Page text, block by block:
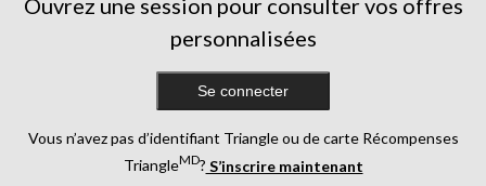
personnalisées
Se connecter
Vous n’avez pas d’identifiant Triangle ou de carte Récompenses
TriangleMD? S’inscrire maintenant